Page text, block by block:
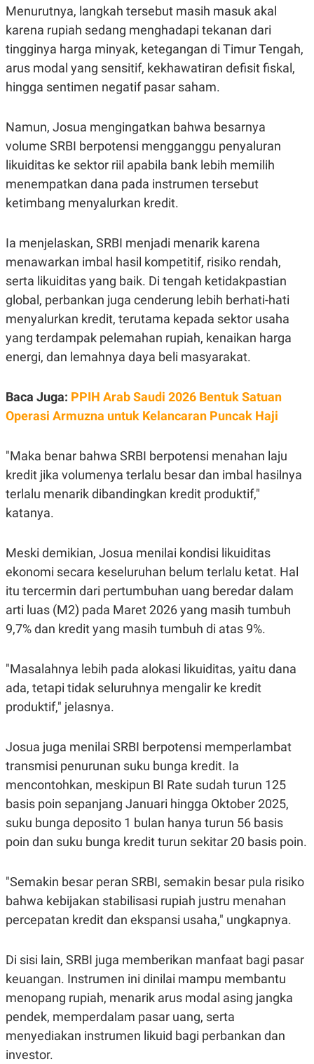
A
D
E
M
E
A
S
E
I
N
G
G
N
N
C
K
N
E
R
A
M
I
E
A
P
R
A
V
E
T
S
I
N
K
M
A
.
D
SITEMAPPROFILETERM
OF
USE
PEDOMAN
PEMBERITAAN
SIBER
PRIVACY
POLICY
Menurutnya, langkah tersebut masih masuk akal
karena rupiah sedang menghadapi tekanan dari
tingginya harga minyak, ketegangan di Timur Tengah,
arus modal yang sensitif, kekhawatiran defisit fiskal,
hingga sentimen negatif pasar saham.
Namun, Josua mengingatkan bahwa besarnya
volume SRBI berpotensi mengganggu penyaluran
likuiditas ke sektor riil apabila bank lebih memilih
menempatkan dana pada instrumen tersebut
ketimbang menyalurkan kredit.
Ia menjelaskan, SRBI menjadi menarik karena
menawarkan imbal hasil kompetitif, risiko rendah,
serta likuiditas yang baik. Di tengah ketidakpastian
global, perbankan juga cenderung lebih berhati-hati
menyalurkan kredit, terutama kepada sektor usaha
yang terdampak pelemahan rupiah, kenaikan harga
energi, dan lemahnya daya beli masyarakat.
Baca Juga: PPIH Arab Saudi 2026 Bentuk Satuan
Operasi Armuzna untuk Kelancaran Puncak Haji
"Maka benar bahwa SRBI berpotensi menahan laju
kredit jika volumenya terlalu besar dan imbal hasilnya
terlalu menarik dibandingkan kredit produktif,"
katanya.
Meski demikian, Josua menilai kondisi likuiditas
ekonomi secara keseluruhan belum terlalu ketat. Hal
itu tercermin dari pertumbuhan uang beredar dalam
arti luas (M2) pada Maret 2026 yang masih tumbuh
9,7% dan kredit yang masih tumbuh di atas 9%.
"Masalahnya lebih pada alokasi likuiditas, yaitu dana
ada, tetapi tidak seluruhnya mengalir ke kredit
produktif," jelasnya.
Josua juga menilai SRBI berpotensi memperlambat
transmisi penurunan suku bunga kredit. Ia
mencontohkan, meskipun BI Rate sudah turun 125
basis poin sepanjang Januari hingga Oktober 2025,
suku bunga deposito 1 bulan hanya turun 56 basis
poin dan suku bunga kredit turun sekitar 20 basis poin.
"Semakin besar peran SRBI, semakin besar pula risiko
bahwa kebijakan stabilisasi rupiah justru menahan
percepatan kredit dan ekspansi usaha," ungkapnya.
Di sisi lain, SRBI juga memberikan manfaat bagi pasar
keuangan. Instrumen ini dinilai mampu membantu
menopang rupiah, menarik arus modal asing jangka
pendek, memperdalam pasar uang, serta
menyediakan instrumen likuid bagi perbankan dan
investor.